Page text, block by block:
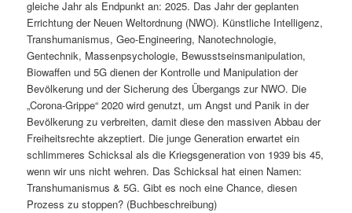
gleiche Jahr als Endpunkt an: 2025. Das Jahr der geplanten
Errichtung der Neuen Weltordnung (NWO). Künstliche Intelligenz,
Transhumanismus, Geo-Engineering, Nanotechnologie,
Gentechnik, Massenpsychologie, Bewusstseinsmanipulation,
Biowaffen und 5G dienen der Kontrolle und Manipulation der
Bevölkerung und der Sicherung des Übergangs zur NWO. Die
„Corona-Grippe“ 2020 wird genutzt, um Angst und Panik in der
Bevölkerung zu verbreiten, damit diese den massiven Abbau der
Freiheitsrechte akzeptiert. Die junge Generation erwartet ein
schlimmeres Schicksal als die Kriegsgeneration von 1939 bis 45,
wenn wir uns nicht wehren. Das Schicksal hat einen Namen:
Transhumanismus & 5G. Gibt es noch eine Chance, diesen
Prozess zu stoppen? (Buchbeschreibung)